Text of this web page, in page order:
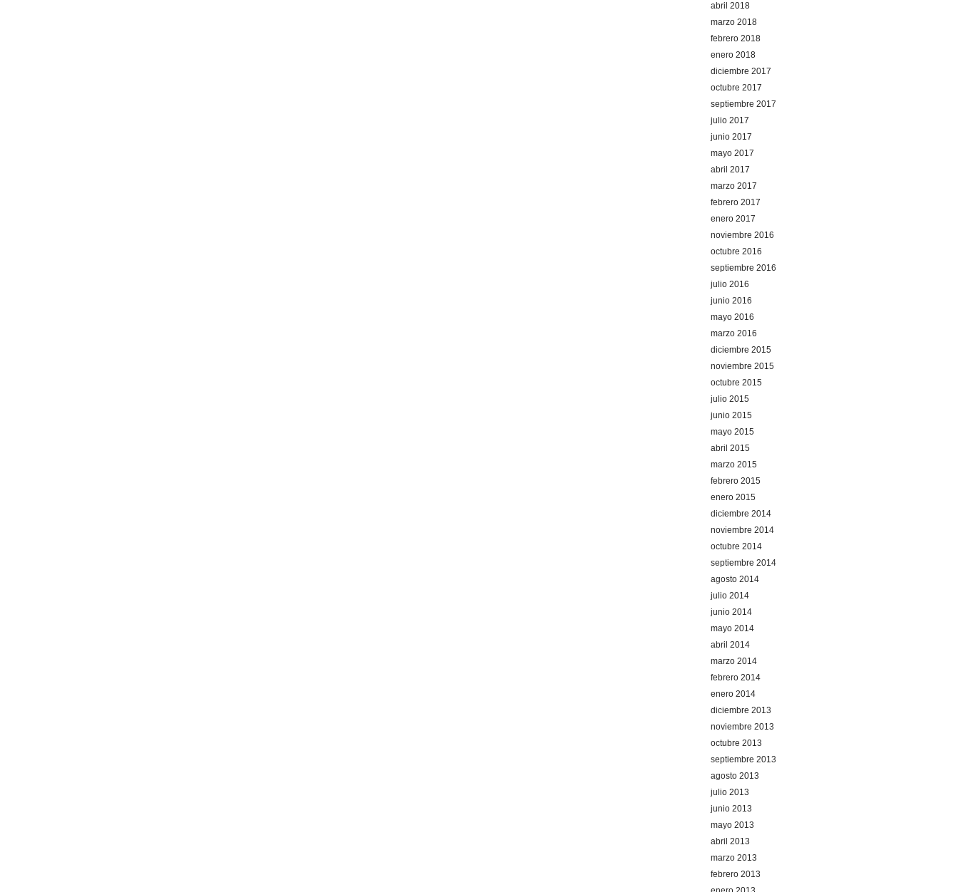
abril 2018
marzo 2018
febrero 2018
enero 2018
diciembre 2017
octubre 2017
septiembre 2017
julio 2017
junio 2017
mayo 2017
abril 2017
marzo 2017
febrero 2017
enero 2017
noviembre 2016
octubre 2016
septiembre 2016
julio 2016
junio 2016
mayo 2016
marzo 2016
diciembre 2015
noviembre 2015
octubre 2015
julio 2015
junio 2015
mayo 2015
abril 2015
marzo 2015
febrero 2015
enero 2015
diciembre 2014
noviembre 2014
octubre 2014
septiembre 2014
agosto 2014
julio 2014
junio 2014
mayo 2014
abril 2014
marzo 2014
febrero 2014
enero 2014
diciembre 2013
noviembre 2013
octubre 2013
septiembre 2013
agosto 2013
julio 2013
junio 2013
mayo 2013
abril 2013
marzo 2013
febrero 2013